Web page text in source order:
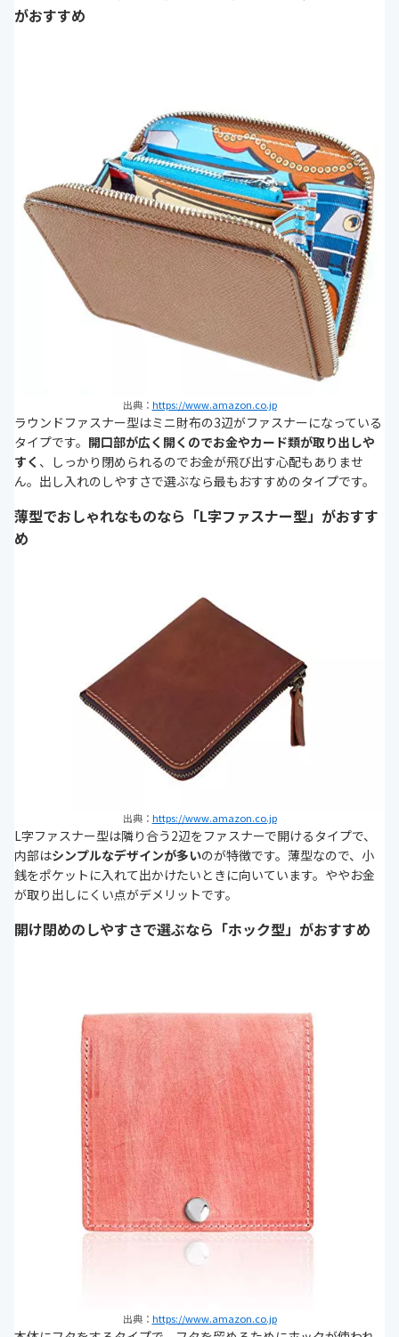
がおすすめ
出典： https://www.amazon.co.jp
ラウンドファスナー型はミニ財布の3辺がファスナーになっている
タイプです。 開口部が広く開くのでお金やカード類が取り出しや
すく 、しっかり閉められるのでお金が飛び出す心配もありませ
ん。出し入れのしやすさで選ぶなら最もおすすめのタイプです。
薄型でおしゃれなものなら「L字ファスナー型」がおすす
め
出典： https://www.amazon.co.jp
L字ファスナー型は隣り合う2辺をファスナーで開けるタイプで、
内部はシンプルなデザインが多いのが特徴です。薄型なので、小
銭をポケットに入れて出かけたいときに向いています。ややお金
が取り出しにくい点がデメリットです。
開け閉めのしやすさで選ぶなら「ホック型」がおすすめ
出典： https://www.amazon.co.jp